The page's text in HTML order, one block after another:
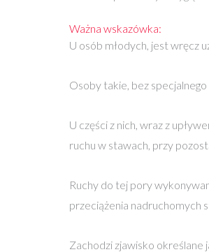
Ważna wskazówka:
U osób młodych, jest wręcz
Osoby takie, bez
U części z nich, wraz z
ruchu w stawach, przy
Ruchy do tej pory
przeciążenia nadruchomych
Zachodzi zjawisko określane